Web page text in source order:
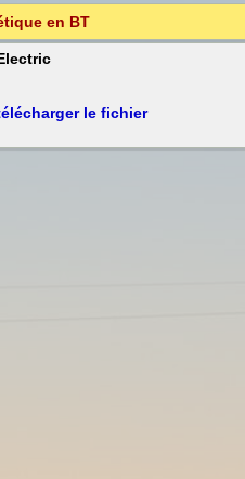
en BT
le fichier